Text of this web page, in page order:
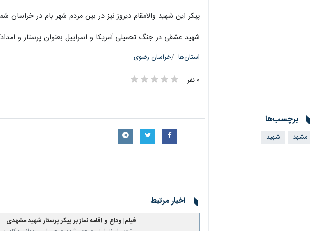
پیکر این شهید والامقام دیروز نیز در بین مردم شهر بام در خراسان
شهید عشقی در جنگ تحمیلی آمریکا و اسراییل بعنوان پرستار و امدادگر به ماموریت اعزام شده بود و صبح
استان‌ها خراسان رضوی
۰ نفر
برچسب‌ها
مشهد شهید
اخبار مرتبط
فیلم| وداع و اقامه نماز بر پیکر پرستار شهید مشهدی